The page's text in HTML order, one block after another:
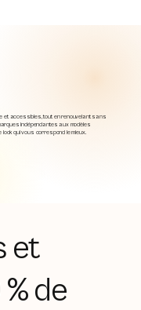
et accessibles, tout en renouvelant sans
indépendantes aux modèles
qui vous correspond le mieux.
et
de